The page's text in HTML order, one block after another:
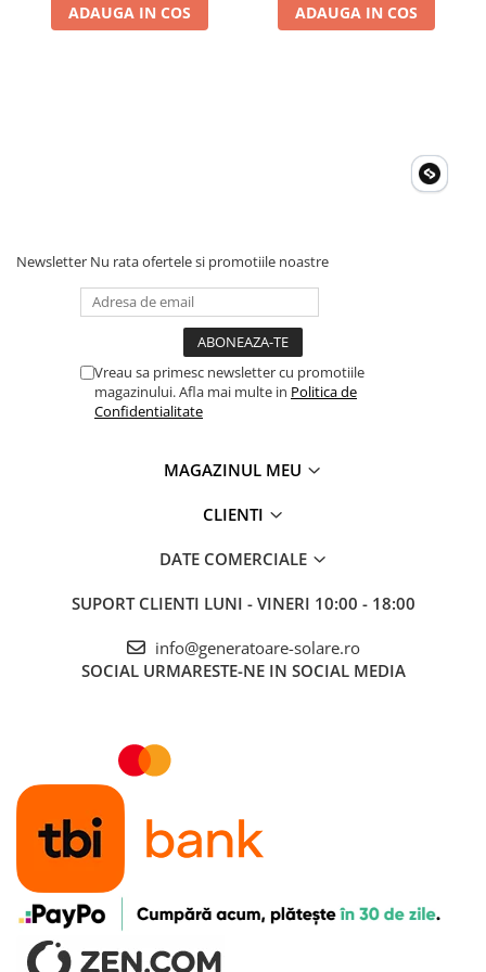
Invertoare Tensiune
Anemometre
Clampmetre
Detectoare
Tahometre
Accesorii instrumente de masura
Osciloscoape
ADAUGA IN COS ADAUGA IN COS
Newsletter Nu rata ofertele si promotiile noastre
Vreau sa primesc newsletter cu promotiile
magazinului. Afla mai multe in Politica de
Confidentialitate
MAGAZINUL MEU
CLIENTI
DATE COMERCIALE
SUPORT CLIENTI LUNI - VINERI 10:00 - 18:00
info@generatoare-solare.ro
SOCIAL URMARESTE-NE IN SOCIAL MEDIA